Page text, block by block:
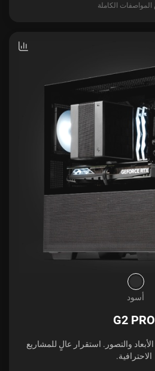
الكاملة
أسود
G2 PRO
والتصور. استقرار عالٍ للمشاريع
الاحترافية.